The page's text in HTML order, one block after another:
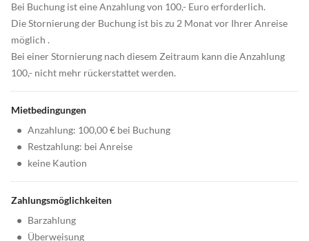
Bei Buchung ist eine Anzahlung von 100,- Euro erforderlich.
Die Stornierung der Buchung ist bis zu 2 Monat vor Ihrer Anreise
möglich .
Bei einer Stornierung nach diesem Zeitraum kann die Anzahlung
100,- nicht mehr rückerstattet werden.
Mietbedingungen
• Anzahlung: 100,00 € bei Buchung
• Restzahlung: bei Anreise
• keine Kaution
Zahlungsmöglichkeiten
• Barzahlung
• Überweisung